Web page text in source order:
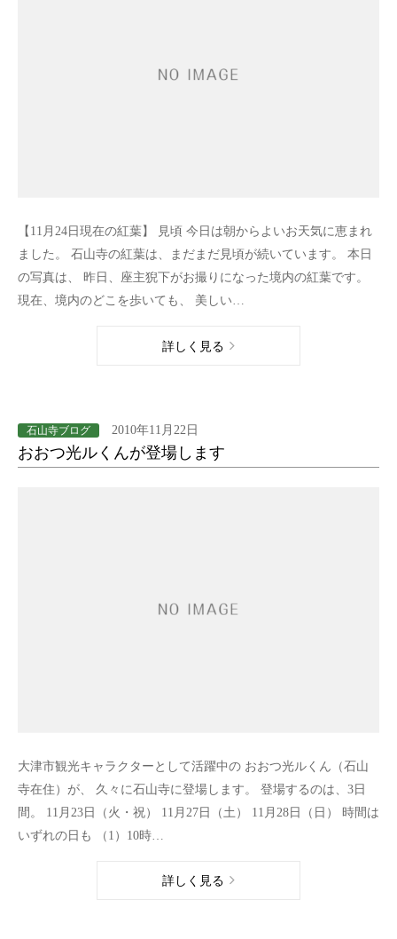
【11月24日現在の紅葉】 見頃 今日は朝からよいお天気に恵まれ
ました。 石山寺の紅葉は、まだまだ見頃が続いています。 本日
の写真は、 昨日、座主猊下がお撮りになった境内の紅葉です。
現在、境内のどこを歩いても、 美しい…
詳しく見る
石山寺ブログ 2010年11月22日
おおつ光ルくんが登場します
大津市観光キャラクターとして活躍中の おおつ光ルくん（石山
寺在住）が、 久々に石山寺に登場します。 登場するのは、3日
間。 11月23日（火・祝） 11月27日（土） 11月28日（日） 時間は
いずれの日も （1）10時…
詳しく見る